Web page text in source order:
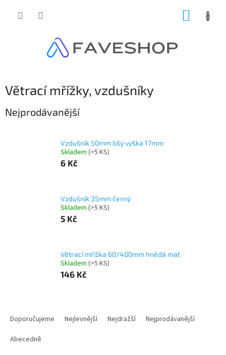
Větrací mřížky, vzdušníky
Nejprodávanější
Vzdušník 50mm bílý výška 17mm
Skladem (>5 KS)
6 Kč
Vzdušník 35mm černý
Skladem (>5 KS)
5 Kč
Větrací mřížka 60/400mm hnědá mat
Skladem (>5 KS)
146 Kč
Doporučujeme Nejlevnější Nejdražší
Nejprodávanější
Abecedně